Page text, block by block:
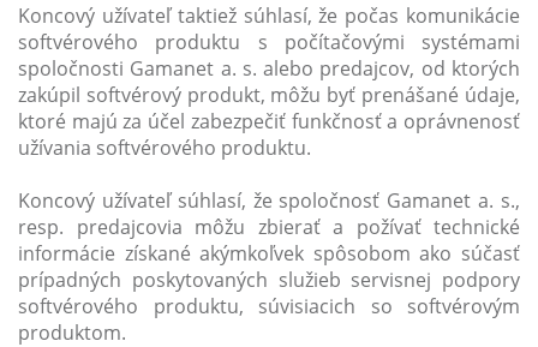
Koncový užívateľ taktiež súhlasí, že počas komunikácie
softvérového produktu s počítačovými systémami
spoločnosti Gamanet a. s. alebo predajcov, od ktorých
zakúpil softvérový produkt, môžu byť prenášané údaje,
ktoré majú za účel zabezpečiť funkčnosť a oprávnenosť
užívania softvérového produktu.
Koncový užívateľ súhlasí, že spoločnosť Gamanet a. s.,
resp. predajcovia môžu zbierať a požívať technické
informácie získané akýmkoľvek spôsobom ako súčasť
prípadných poskytovaných služieb servisnej podpory
softvérového produktu, súvisiacich so softvérovým
produktom.